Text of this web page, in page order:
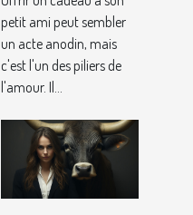
originaux
pour votre
petit ami
petit ami peut sembler
un acte anodin, mais
c'est l'un des piliers de
l'amour. Il...